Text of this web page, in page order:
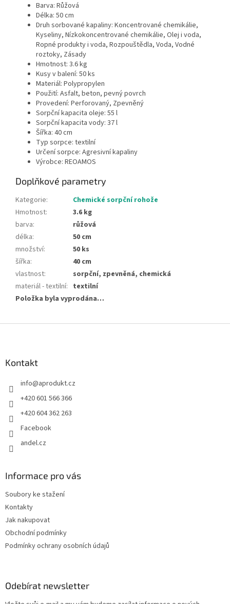
Barva: Růžová
Délka: 50 cm
Druh sorbované kapaliny: Koncentrované chemikálie,
Kyseliny, Nízkokoncentrované chemikálie, Olej i voda,
Ropné produkty i voda, Rozpouštědla, Voda, Vodné
roztoky, Zásady
Hmotnost: 3.6 kg
Kusy v balení: 50 ks
Materiál: Polypropylen
Použití: Asfalt, beton, pevný povrch
Provedení: Perforovaný, Zpevněný
Sorpční kapacita oleje: 55 l
Sorpční kapacita vody: 37 l
Šířka: 40 cm
Typ sorpce: textilní
Určení sorpce: Agresivní kapaliny
Výrobce: REOAMOS
Doplňkové parametry
Kategorie:
Chemické sorpční rohože
Hmotnost:
3.6 kg
barva:
růžová
délka:
50 cm
množství:
50 ks
šířka:
40 cm
vlastnost:
sorpční, zpevněná, chemická
materiál - textilní: textilní
Položka byla vyprodána…
Kontakt
info@aprodukt.cz
+420 601 566 366
+420 604 362 263
Facebook
andel.cz
Informace pro vás
Soubory ke stažení
Kontakty
Jak nakupovat
Obchodní podmínky
Podmínky ochrany osobních údajů
Odebírat newsletter